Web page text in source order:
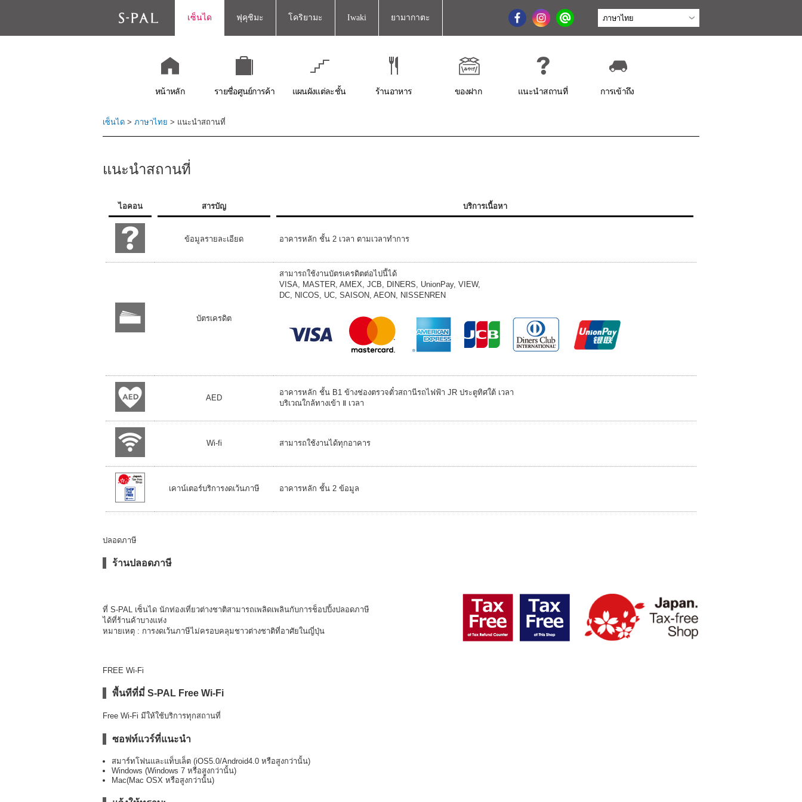
เซ็นได ฟุคุชิมะ โคริยามะ Iwaki ยามากาตะ
หน้าหลัก รายชื่อศูนย์การค้า แผนผังแต่ละชั้น ร้านอาหาร ของฝาก แนะนำสถานที่ การเข้าถึง
เซ็นได > ภาษาไทย > แนะนำสถานที่
แนะนำสถานที่
ไอคอน สารบัญ บริการเนื้อหา
ข้อมูลรายละเอียด อาคารหลัก ชั้น 2 เวลา ตามเวลาทำการ
บัตรเครดิต
สามารถใช้งานบัตรเครดิตต่อไปนี้ได้
VISA, MASTER, AMEX, JCB, DINERS, UnionPay, VIEW,
DC, NICOS, UC, SAISON, AEON, NISSENREN
AED
อาคารหลัก ชั้น B1 ข้างช่องตรวจตั๋วสถานีรถไฟฟ้า JR ประตูทิศใต้ เวลา
บริเวณใกล้ทางเข้า Ⅱ เวลา
Wi-fi สามารถใช้งานได้ทุกอาคาร
เคาน์เตอร์บริการงดเว้นภาษี อาคารหลัก ชั้น 2 ข้อมูล
ปลอดภาษี
ร้านปลอดภาษี
ที่ S-PAL เซ็นได นักท่องเที่ยวต่างชาติสามารถเพลิดเพลินกับการช็อปปิ้งปลอดภาษี
ได้ที่ร้านค้าบางแห่ง
หมายเหตุ : การงดเว้นภาษีไม่ครอบคลุมชาวต่างชาติที่อาศัยในญี่ปุ่น
FREE Wi-Fi
พื้นทีที่มี่ S-PAL Free Wi-Fi
Free Wi-Fi มีให้ใช้บริการทุกสถานที่
ซอฟท์แวร์ที่แนะนำ
สมาร์ทโฟนและแท็บเล็ต (iOS5.0/Android4.0 หรือสูงกว่านั้น)
Windows (Windows 7 หรือสูงกว่านั้น)
Mac(Mac OSX หรือสูงกว่านั้น)